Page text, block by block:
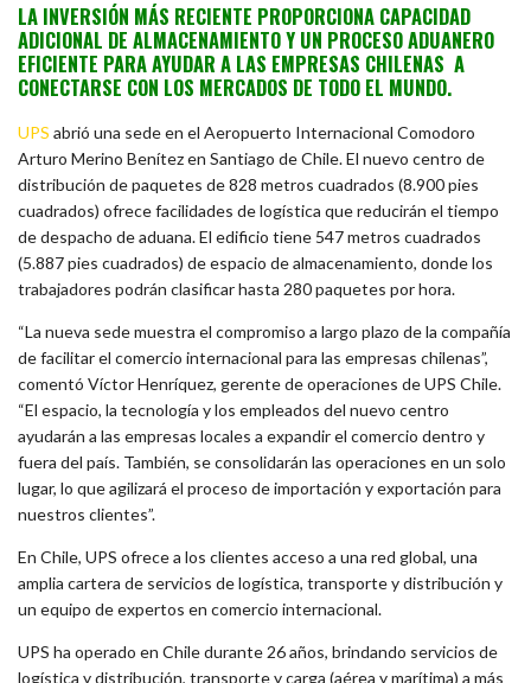
LA INVERSIÓN MÁS RECIENTE PROPORCIONA CAPACIDAD
ADICIONAL DE ALMACENAMIENTO Y UN PROCESO ADUANERO
EFICIENTE PARA AYUDAR A LAS EMPRESAS CHILENAS A
CONECTARSE CON LOS MERCADOS DE TODO EL MUNDO.
UPS abrió una sede en el Aeropuerto Internacional Comodoro
Arturo Merino Benítez en Santiago de Chile. El nuevo centro de
distribución de paquetes de 828 metros cuadrados (8.900 pies
cuadrados) ofrece facilidades de logística que reducirán el tiempo
de despacho de aduana. El edificio tiene 547 metros cuadrados
(5.887 pies cuadrados) de espacio de almacenamiento, donde los
trabajadores podrán clasificar hasta 280 paquetes por hora.
“La nueva sede muestra el compromiso a largo plazo de la compañía
de facilitar el comercio internacional para las empresas chilenas”,
comentó Víctor Henríquez, gerente de operaciones de UPS Chile.
“El espacio, la tecnología y los empleados del nuevo centro
ayudarán a las empresas locales a expandir el comercio dentro y
fuera del país. También, se consolidarán las operaciones en un solo
lugar, lo que agilizará el proceso de importación y exportación para
nuestros clientes”.
En Chile, UPS ofrece a los clientes acceso a una red global, una
amplia cartera de servicios de logística, transporte y distribución y
un equipo de expertos en comercio internacional.
UPS ha operado en Chile durante 26 años, brindando servicios de
logística y distribución, transporte y carga (aérea y marítima) a más